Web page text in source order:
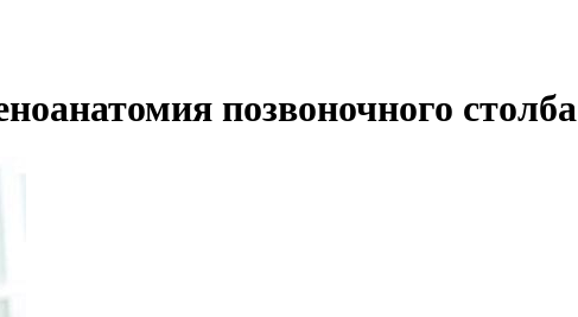
позвоночного столба